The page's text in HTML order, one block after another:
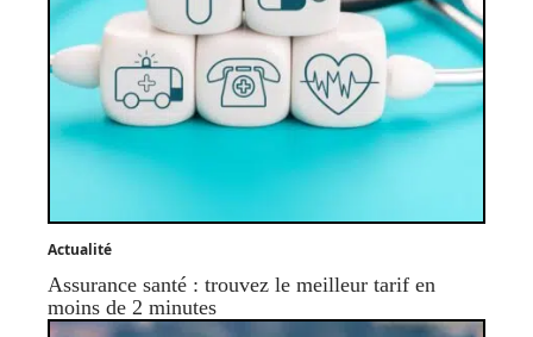
Actualité
Assurance santé : trouvez le meilleur tarif en
moins de 2 minutes